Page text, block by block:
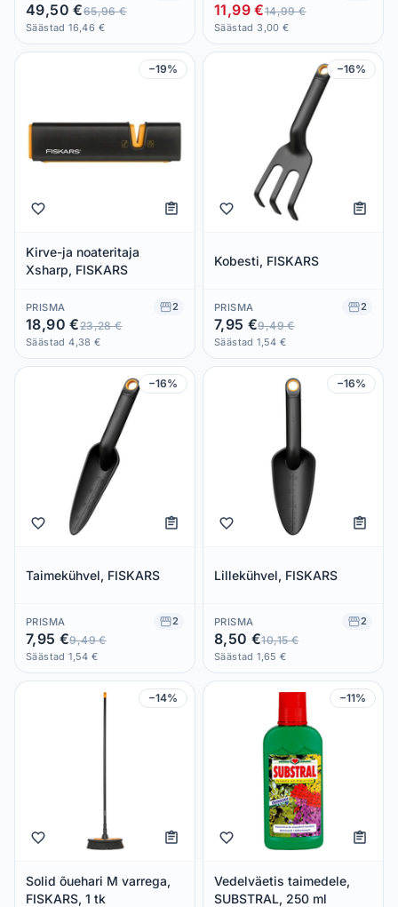
49,50 €65,96 €
Säästad 16,46 €
11,99 €14,99 €
Säästad 3,00 €
−19%
Kirve-ja noateritaja
Xsharp, FISKARS
PRISMA 2
18,90 €23,28 €
Säästad 4,38 €
−16%
Kobesti, FISKARS
PRISMA 2
7,95 €9,49 €
Säästad 1,54 €
−16%
Taimekühvel, FISKARS
PRISMA 2
7,95 €9,49 €
Säästad 1,54 €
−16%
Lillekühvel, FISKARS
PRISMA 2
8,50 €10,15 €
Säästad 1,65 €
−14%
Solid õuehari M varrega,
FISKARS, 1 tk
−11%
Vedelväetis taimedele,
SUBSTRAL, 250 ml